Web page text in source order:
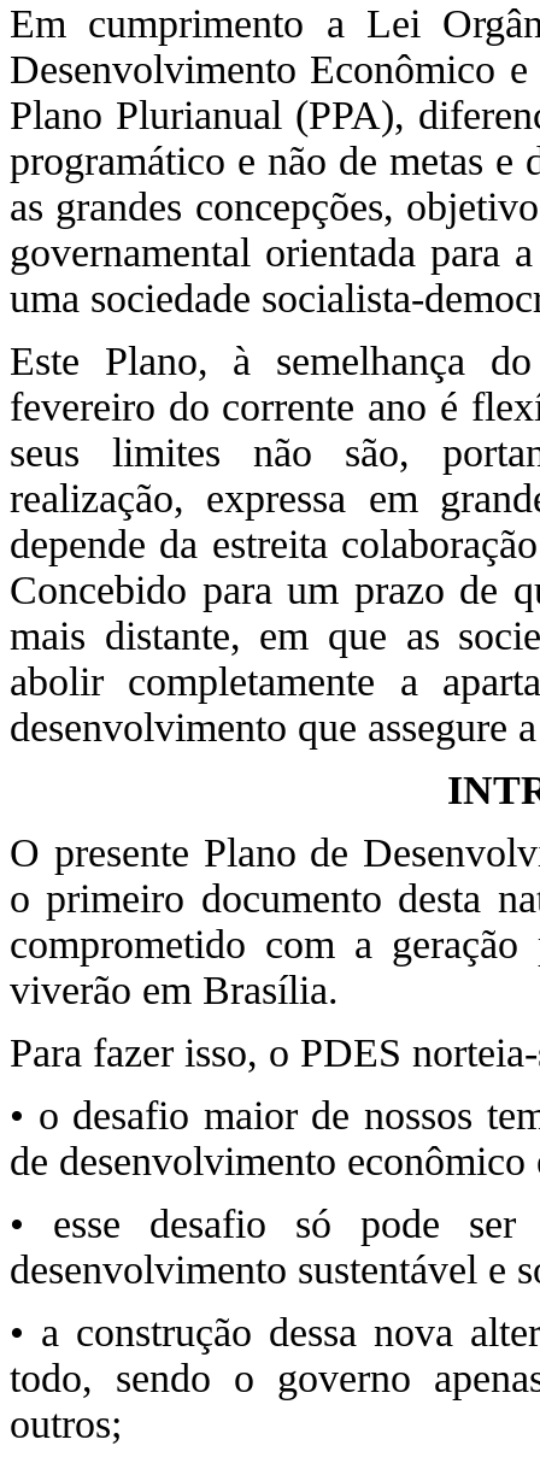
Em cumprimento a Lei
Desenvolvimento Econômico
Plano Plurianual (PPA),
programático e não de metas
as grandes concepções,
governamental orientada para
uma sociedade socialista-
Este Plano, à semelhança
fevereiro do corrente ano é
seus limites não são,
realização, expressa em
depende da estreita
Concebido para um prazo de
mais distante, em que as
abolir completamente a
desenvolvimento que assegure
O presente Plano de
o primeiro documento desta
comprometido com a geração
viverão em Brasília.
Para fazer isso, o PDES
• o desafio maior de nossos
de desenvolvimento econômico
• esse desafio só pode ser
desenvolvimento sustentável e
• a construção dessa nova
todo, sendo o governo
outros;